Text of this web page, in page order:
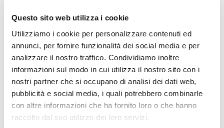
Questo sito web utilizza i cookie
Utilizziamo i cookie per personalizzare contenuti ed
annunci, per fornire funzionalità dei social media e per
analizzare il nostro traffico. Condividiamo inoltre
informazioni sul modo in cui utilizza il nostro sito con i
nostri partner che si occupano di analisi dei dati web,
pubblicità e social media, i quali potrebbero combinarle
con altre informazioni che ha fornito loro o che hanno
raccolto dal suo utilizzo dei loro servizi.